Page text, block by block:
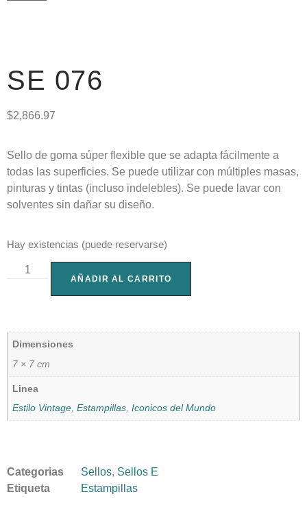
SE 076
$2,866.97
Sello de goma súper flexible que se adapta fácilmente a
todas las superficies. Se puede utilizar con múltiples masas,
pinturas y tintas (incluso indelebles). Se puede lavar con
solventes sin dañar su diseño.
Hay existencias (puede reservarse)
AÑADIR AL CARRITO
Dimensiones
7 × 7 cm
Linea
Estilo Vintage ,Estampillas ,Iconicos del Mundo
Categorias Sellos, Sellos E
Etiqueta
Estampillas